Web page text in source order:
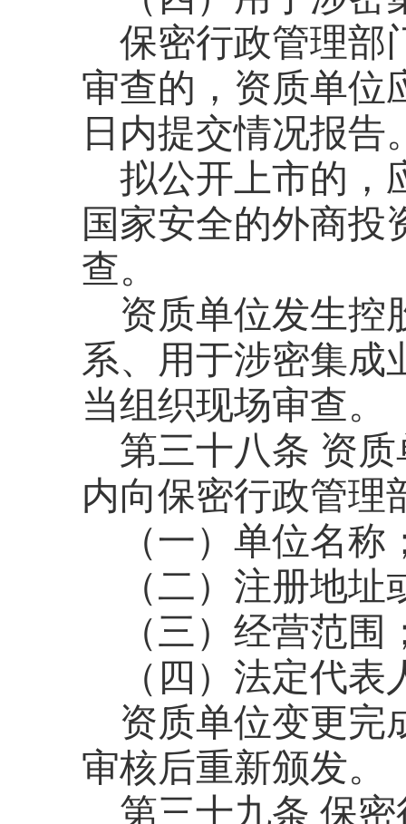
保密行政管理部
审查的，资质单位
日内提交情况报告
拟公开上市的，
国家安全的外商投
查。
资质单位发生控
系、用于涉密集成
当组织现场审查。
第三十八条 资
内向保密行政管理
（一）单位名称
（二）注册地
（三）经营范围
（四）法定代
资质单位变更完
审核后重新颁发。
第三十九条 保密